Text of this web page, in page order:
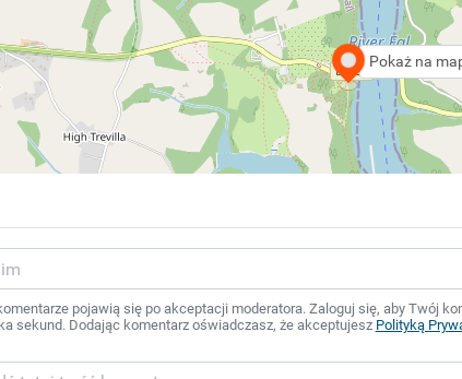
Pokaż na
pojawią się po akceptacji moderatora. Zaloguj się, aby Twój
sekund. Dodając komentarz oświadczasz, że akceptujesz Polityką